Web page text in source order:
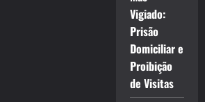
Vigiado:
Prisão
Domiciliar e
Proibição
de Visitas